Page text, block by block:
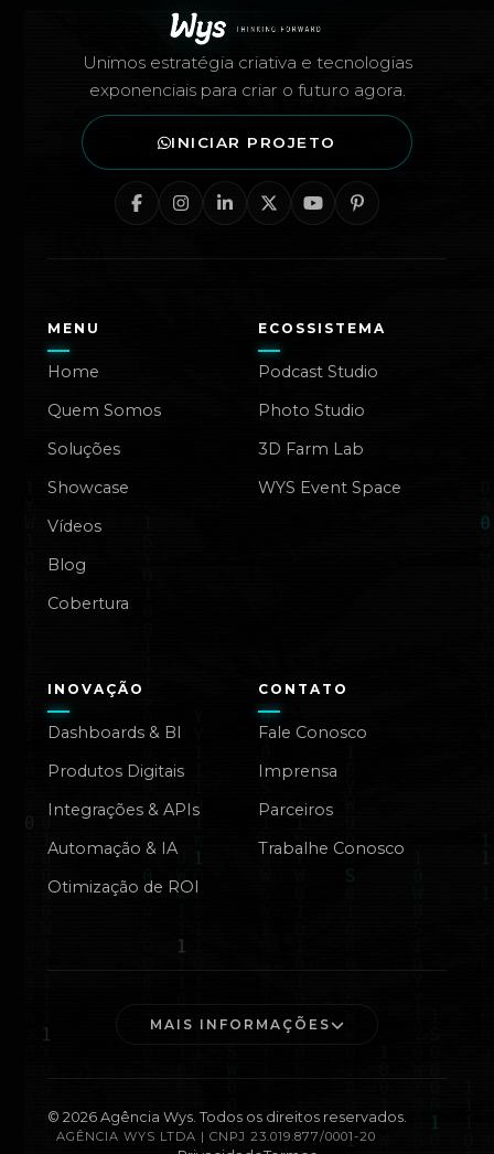
Unimos estratégia criativa e tecnologias
exponenciais para criar o futuro agora.
INICIAR PROJETO
MENU
Home
Quem Somos
Soluções
Showcase
Vídeos
Blog
Cobertura
ECOSSISTEMA
Podcast Studio
Photo Studio
3D Farm Lab
WYS Event Space
INOVAÇÃO
Dashboards & BI
Produtos Digitais
Integrações & APIs
Automação & IA
Otimização de ROI
CONTATO
Fale Conosco
Imprensa
Parceiros
Trabalhe Conosco
MAIS INFORMAÇÕES
© 2026Agência Wys. Todos os direitos reservados.
AGÊNCIA WYS LTDA | CNPJ 23.019.877/0001-20